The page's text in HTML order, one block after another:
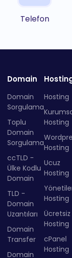
Telefon
Domain
Domain
Sorgulama
Toplu
Domain
Sorgulama
ccTLD -
Ülke Kodlu
Domain
TLD -
Domain
Uzantıları
Domain
Transfer
Domain
Hosting
Hosting
Hosting
Ucuz
Hosting
Hosting
Ücretsiz
Hosting
cPanel
Hosting